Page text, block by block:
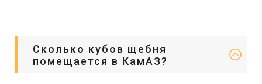
Сколько кубов щебня
помещается в КамАЗ?